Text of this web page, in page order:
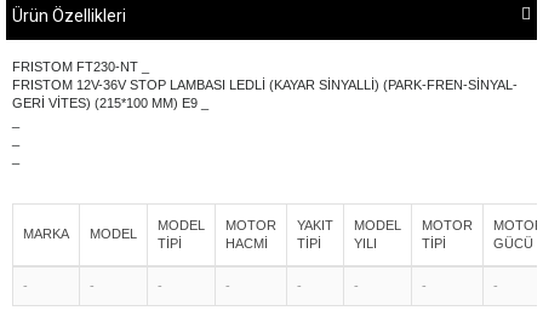
Ürün Özellikleri
FRISTOM FT230-NT _
FRISTOM 12V-36V STOP LAMBASI LEDLİ (KAYAR SİNYALLİ) (PARK-FREN-SİNYAL-
GERİ VİTES) (215*100 MM) E9 _
MARKA MODEL
MODEL
TİPİ
MOTOR
HACMİ
YAKIT
TİPİ
MODEL
YILI
MOTOR
TİPİ
MOTOR
GÜCÜ
- - - - - - - -